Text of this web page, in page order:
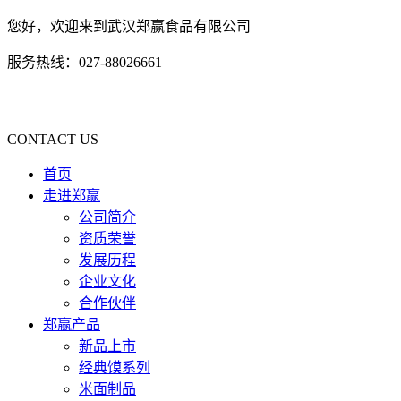
您好，欢迎来到武汉郑赢食品有限公司
服务热线：027-88026661
CONTACT US
首页
走进郑赢
公司简介
资质荣誉
发展历程
企业文化
合作伙伴
郑赢产品
新品上市
经典馍系列
米面制品